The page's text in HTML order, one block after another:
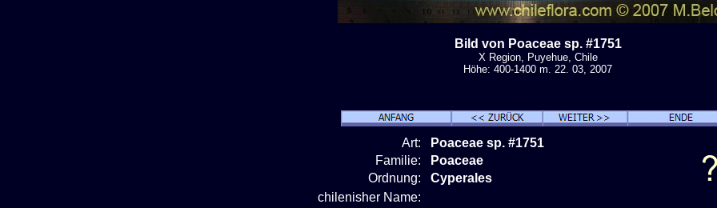
Bild von Poaceae sp. #1751
X Region, Puyehue, Chile
Höhe: 400-1400 m. 22. 03, 2007
Art:
Poaceae sp. #1751
Familie:
Poaceae
Ordnung:
Cyperales
chilenisher Name: